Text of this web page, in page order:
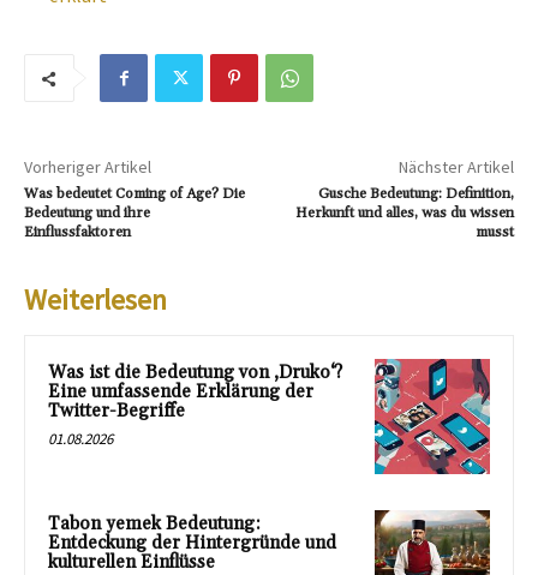
Vorheriger Artikel
Was bedeutet Coming of Age? Die
Bedeutung und ihre
Einflussfaktoren
Nächster Artikel
Gusche Bedeutung: Definition,
Herkunft und alles, was du wissen
musst
Weiterlesen
Was ist die Bedeutung von ‚Druko‘?
Eine umfassende Erklärung der
Twitter-Begriffe
01.08.2026
Tabon yemek Bedeutung:
Entdeckung der Hintergründe und
kulturellen Einflüsse